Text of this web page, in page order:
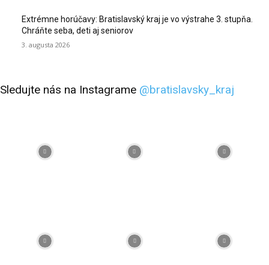
Extrémne horúčavy: Bratislavský kraj je vo výstrahe 3. stupňa.
Chráňte seba, deti aj seniorov
3. augusta 2026
Sledujte nás na Instagrame @bratislavsky_kraj